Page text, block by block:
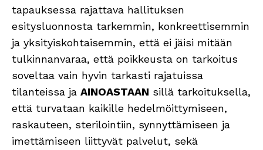
tapauksessa rajattava hallituksen
esitysluonnosta tarkemmin, konkreettisemmin
ja yksityiskohtaisemmin, että ei jäisi mitään
tulkinnanvaraa, että poikkeusta on tarkoitus
soveltaa vain hyvin tarkasti rajatuissa
tilanteissa ja AINOASTAAN sillä tarkoituksella,
että turvataan kaikille hedelmöittymiseen,
raskauteen, sterilointiin, synnyttämiseen ja
imettämiseen liittyvät palvelut, sekä